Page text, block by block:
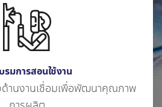
รมการสอนใช้งาน
านงานเชื่อมเพื่อพัฒนาคุณภาพ